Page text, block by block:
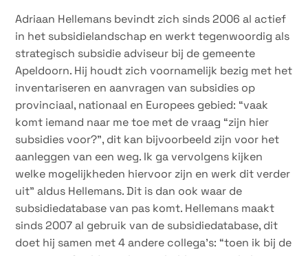
Adriaan Hellemans bevindt zich sinds 2006 al actief
in het subsidielandschap en werkt tegenwoordig als
strategisch subsidie adviseur bij de gemeente
Apeldoorn. Hij houdt zich voornamelijk bezig met het
inventariseren en aanvragen van subsidies op
provinciaal, nationaal en Europees gebied: “vaak
komt iemand naar me toe met de vraag “zijn hier
subsidies voor?”, dit kan bijvoorbeeld zijn voor het
aanleggen van een weg. Ik ga vervolgens kijken
welke mogelijkheden hiervoor zijn en werk dit verder
uit” aldus Hellemans. Dit is dan ook waar de
subsidiedatabase van pas komt. Hellemans maakt
sinds 2007 al gebruik van de subsidiedatabase, dit
doet hij samen met 4 andere collega’s: “toen ik bij de